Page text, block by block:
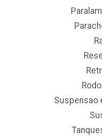
Suspensao